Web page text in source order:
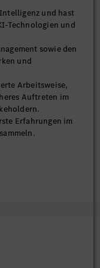
und hast
Technologien und
sowie den
und
Arbeitsweise,
Auftreten im
Erfahrungen im